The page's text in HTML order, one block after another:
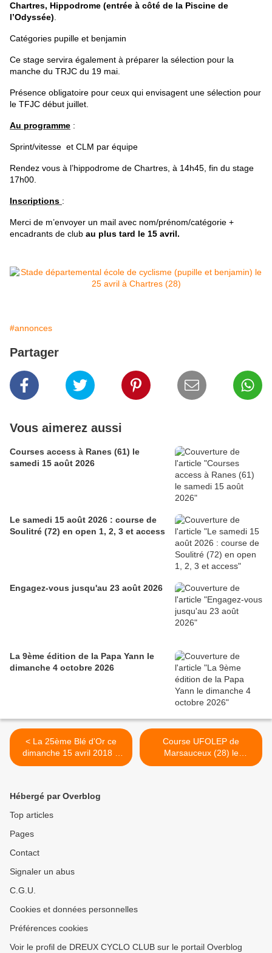
Chartres, Hippodrome (entrée à côté de la Piscine de
l’Odyssée)
Catégories pupille et benjamin
Ce stage servira également à préparer la sélection pour la
manche du TRJC du 19 mai.
Présence obligatoire pour ceux qui envisagent une sélection pour
le TFJC début juillet.
Au programme :
Sprint/vitesse et CLM par équipe
Rendez vous à l’hippodrome de Chartres, à 14h45, fin du stage
17h00.
Inscriptions :
Merci de m’envoyer un mail avec nom/prénom/catégorie +
encadrants de club au plus tard le 15 avril.
#annonces
Partager
Vous aimerez aussi
Courses access à Ranes (61) le
samedi 15 août 2026
Le samedi 15 août 2026 : course de
Soulitré (72) en open 1, 2, 3 et access
Engagez-vous jusqu'au 23 août 2026
La 9ème édition de la Papa Yann le
dimanche 4 octobre 2026
< La 25ème Blé d'Or ce
dimanche 15 avril 2018 à
Lèves (28)
Course UFOLEP de
Marsauceux (28) le
dimanche 22 avril 2018 >
Hébergé par Overblog
Top articles
Pages
Contact
Signaler un abus
C.G.U.
Cookies et données personnelles
Préférences cookies
Voir le profil de DREUX CYCLO CLUB sur le portail Overblog